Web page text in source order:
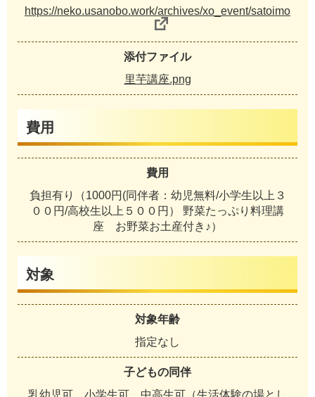
https://neko.usanobo.work/archives/xo_event/satoimo
添付ファイル
里芋講座.png
費用
費用
負担有り（1000円(同伴者：幼児無料/小学生以上３
００円/高校生以上５００円） 野菜たっぷり料理講
座 お野菜お土産付き♪）
対象
対象年齢
指定なし
子どもの同伴